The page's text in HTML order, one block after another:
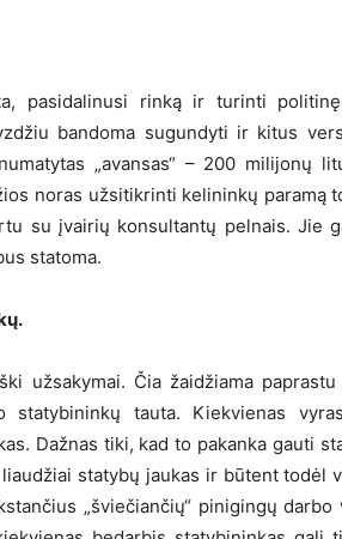
pasidalinusi rinką ir turinti
bandoma sugundyti ir kitus
„avansas“ – 200 milijonų
noras užsitikrinti kelininkų paramą
su įvairių konsultantų pelnais. Jie
statoma.
užsakymai. Čia žaidžiama
statybininkų tauta. Kiekvienas
Dažnas tiki, kad to pakanka gauti
statybų jaukas ir būtent todėl
„šviečiančių“ pinigingų